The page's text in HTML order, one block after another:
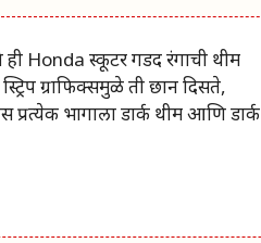
Honda स्कूटर गडद रंगाची थीम
ग्राफिक्समुळे ती छान दिसते,
भागाला डार्क थीम आणि डार्क